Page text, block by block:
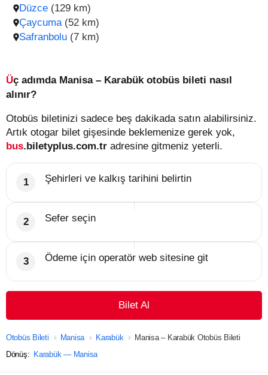
Düzce (129 km)
Çaycuma (52 km)
Safranbolu (7 km)
Üç adımda Manisa – Karabük otobüs bileti nasıl
alınır?
Otobüs biletinizi sadece beş dakikada satın alabilirsiniz.
Artık otogar bilet gişesinde beklemenize gerek yok,
bus.biletyplus.com.tr adresine gitmeniz yeterli.
Şehirleri ve kalkış tarihini belirtin
Sefer seçin
Ödeme için operatör web sitesine git
Bilet Al
Otobüs Bileti Manisa Karabük
Manisa – Karabük Otobüs Bileti
Dönüş: Karabük — Manisa